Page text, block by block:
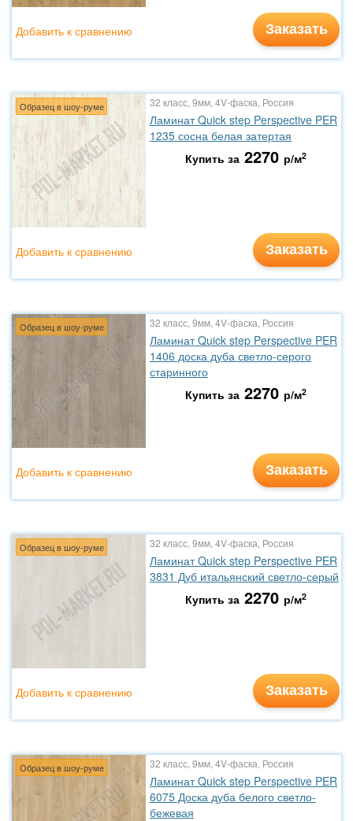
Заказать
Добавить к сравнению
Образец в шоу-руме 32 класс, 9мм, 4V-фаска, Россия
Ламинат Quick step Perspective PER
1235 сосна белая затертая
Купить за 2270 р/м2
Заказать
Добавить к сравнению
Образец в шоу-руме 32 класс, 9мм, 4V-фаска, Россия
Ламинат Quick step Perspective PER
1406 доска дуба светло-серого
старинного
Купить за 2270 р/м2
Заказать
Добавить к сравнению
Образец в шоу-руме 32 класс, 9мм, 4V-фаска, Россия
Ламинат Quick step Perspective PER
3831 Дуб итальянский светло-серый
Купить за 2270 р/м2
Заказать
Добавить к сравнению
Образец в шоу-руме 32 класс, 9мм, 4V-фаска, Россия
Ламинат Quick step Perspective PER
6075 Доска дуба белого светло-
бежевая